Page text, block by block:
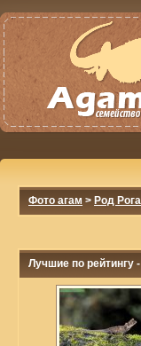
Фото агам > Род
Лучшие по рейтингу